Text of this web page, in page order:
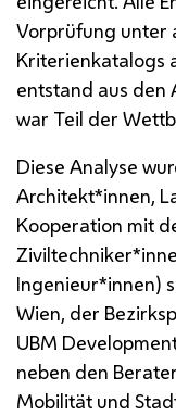
Vorprüfung unter
Kriterienkatalogs
entstand aus den
war Teil der
Diese Analyse
Architekt*innen,
Kooperation mit
Ingenieur*innen)
Wien, der
UBM
neben den
Mobilität und